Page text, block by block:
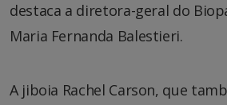
destaca a diretora-geral do
Maria Fernanda Balestieri.
A jiboia Rachel Carson, que